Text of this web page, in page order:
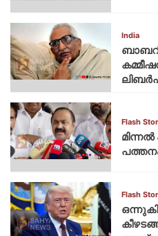
India
Flash
Flash